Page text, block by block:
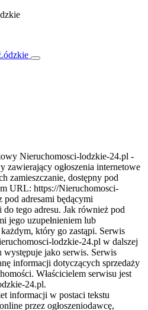
Nieruchomosci-lodzkie-24.pl -
zawierający ogłoszenia internetowe
zamieszczanie, dostępny pod
URL: https://Nieruchomosci-
adresami będącymi
tego adresu. Jak również pod
jego uzupełnieniem lub
który go zastąpi. Serwis
lodzkie-24.pl w dalszej
występuje jako serwis. Serwis
informacji dotyczących sprzedaży
Właścicielem serwisu jest
24.pl.
informacji w postaci tekstu
przez ogłoszeniodawcę,